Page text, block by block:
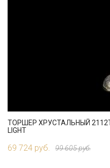
ТОРШЕР ХРУСТАЛЬНЫЙ
LIGHT
69 724 руб. 99 605 руб.